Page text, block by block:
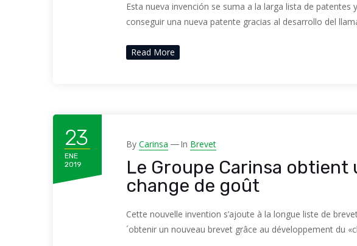
Esta nueva invención se suma a la larga lista de
conseguir una nueva patente gracias al desarrollo del
Read More
23
ENE
2019
By Carinsa In Brevet
Le Groupe Carinsa
change de goût
Cette nouvelle invention s’ajoute à la longue liste de
´obtenir un nouveau brevet grâce au développement du